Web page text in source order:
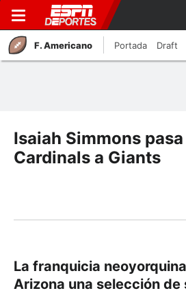
F. Americano Portada Draft
Isaiah Simmons
Cardinals a Giants
La franquicia
Arizona una selección